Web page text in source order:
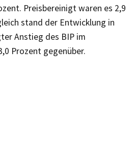
Preisbereinigt waren es 2,9
stand der Entwicklung in
Anstieg des BIP im
Prozent gegenüber.